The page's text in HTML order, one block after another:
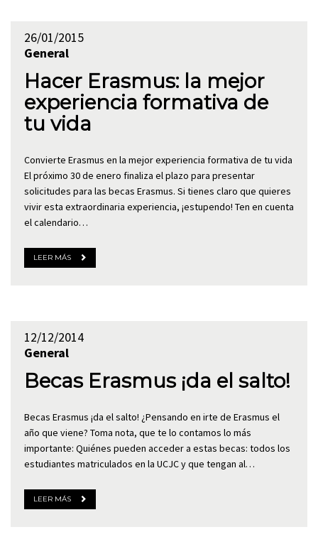
26/01/2015
General
Hacer Erasmus: la mejor
experiencia formativa de
tu vida
Convierte Erasmus en la mejor experiencia formativa de tu vida
El próximo 30 de enero finaliza el plazo para presentar
solicitudes para las becas Erasmus. Si tienes claro que quieres
vivir esta extraordinaria experiencia, ¡estupendo! Ten en cuenta
el calendario…
LEER MÁS
12/12/2014
General
Becas Erasmus ¡da el salto!
Becas Erasmus ¡da el salto! ¿Pensando en irte de Erasmus el
año que viene? Toma nota, que te lo contamos lo más
importante: Quiénes pueden acceder a estas becas: todos los
estudiantes matriculados en la UCJC y que tengan al…
LEER MÁS